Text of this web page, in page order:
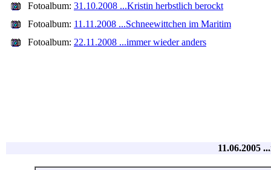
Fotoalbum: 31.10.2008 ...Kristin herbstlich berockt
Fotoalbum: 11.11.2008 ...Schneewittchen im Maritim
Fotoalbum: 22.11.2008 ...immer wieder anders
11.06.2005